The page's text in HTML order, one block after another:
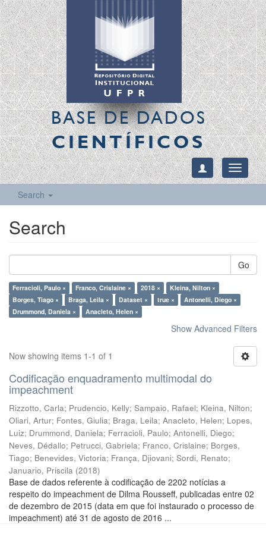
BASE DE DADOS
CIENTÍFICOS
Toggle
Search
Search
Go
Ferracioli, Paulo × Franco, Crislaine × 2018 ×
Kleina, Nilton ×
Borges, Tiago ×
Braga, Leila × Dataset × true ×
Antonelli, Diego ×
Drummond, Daniela ×
Anacleto, Helen ×
Show Advanced Filters
Now showing items 1-1 of 1
Codificação enquadramento multimodal do
impeachment
Rizzotto, Carla; Prudencio, Kelly; Sampaio, Rafael; Kleina, Nilton;
Oliari, Artur; Fontes, Giulia; Braga, Leila; Anacleto, Helen; Lopes,
Luiz; Drummond, Daniela; Ferracioli, Paulo; Antonelli, Diego;
Neves, Dédallo; Petrucci, Gabriela; Franco, Crislaine; Borges,
Tiago; Benevides, Victoria; França, Djiovani; Sordi, Renato;
Januario, Priscila (2018)
Base de dados referente à codificação de 2202 notícias a
respeito do impeachment de Dilma Rousseff, publicadas entre 02
de dezembro de 2015 (data em que foi instaurado o processo de
impeachment) até 31 de agosto de 2016 ...